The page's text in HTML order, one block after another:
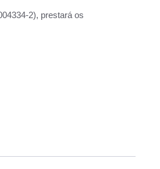
2), prestará os